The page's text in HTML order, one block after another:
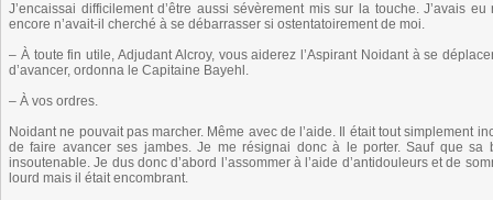
J’encaissai difficilement d’être aussi sévèrement mis sur la touche. J’avais
encore n’avait-il cherché à se débarrasser si ostentatoirement de moi.
– À toute fin utile, Adjudant Alcroy, vous aiderez l’Aspirant Noidant à se
d’avancer, ordonna le Capitaine Bayehl.
– À vos ordres.
Noidant ne pouvait pas marcher. Même avec de l’aide. Il était tout simplement
de faire avancer ses jambes. Je me résignai donc à le porter. Sauf que sa
insoutenable. Je dus donc d’abord l’assommer à l’aide d’antidouleurs et de
lourd mais il était encombrant.